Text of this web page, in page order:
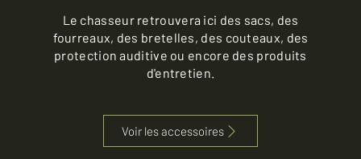
Le chasseur retrouvera ici des sacs, des
fourreaux, des bretelles, des couteaux, des
protection auditive ou encore des produits
d'entretien.
Voir les accessoires